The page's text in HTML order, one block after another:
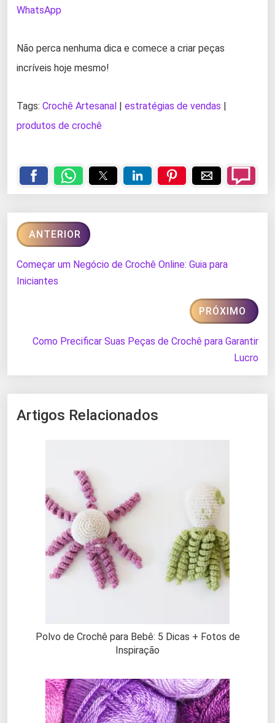
WhatsApp
Não perca nenhuma dica e comece a criar peças
incríveis hoje mesmo!
Tags: Crochê Artesanal estratégias de vendas
produtos de crochê
ANTERIOR
Começar um Negócio de Crochê Online: Guia para
Iniciantes
PRÓXIMO
Como Precificar Suas Peças de Crochê para Garantir
Lucro
Artigos Relacionados
Polvo de Crochê para Bebê: 5 Dicas + Fotos de
Inspiração